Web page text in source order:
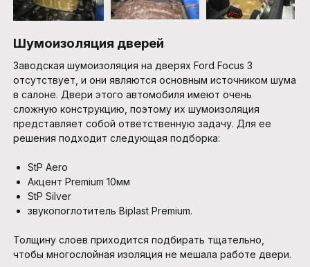
Шумоизоляция дверей
Заводская шумоизоляция на дверях Ford Focus 3
отсутствует, и они являются основным источником шума
в салоне. Двери этого автомобиля имеют очень
сложную конструкцию, поэтому их шумоизоляция
представляет собой ответственную задачу. Для ее
решения подходит следующая подборка:
StP Aero
Акцент Premium 10мм
StP Silver
звукопоглотитель Biplast Premium.
Толщину слоев приходится подбирать тщательно,
чтобы многослойная изоляция не мешала работе двери.